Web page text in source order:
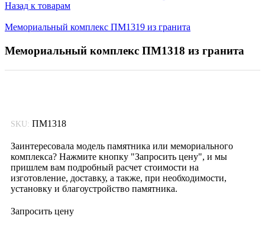
Назад к товарам
Мемориальный комплекс ПМ1319 из гранита
Мемориальный комплекс ПМ1318 из гранита
SKU: ПМ1318
Заинтересовала модель памятника или мемориального
комплекса? Нажмите кнопку "Запросить цену", и мы
пришлем вам подробный расчет стоимости на
изготовление, доставку, а также, при необходимости,
установку и благоустройство памятника.
Запросить цену